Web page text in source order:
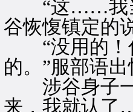
“这……我当
谷恢愎镇定的
“没用的！
的。”服部语
涉谷身子一
来，我就认